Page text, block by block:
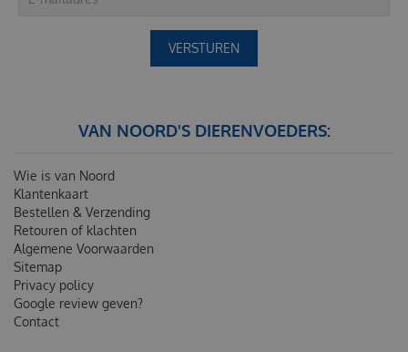
VAN NOORD'S DIERENVOEDERS:
Wie is van Noord
Klantenkaart
Bestellen & Verzending
Retouren of klachten
Algemene Voorwaarden
Sitemap
Privacy policy
Google review geven?
Contact